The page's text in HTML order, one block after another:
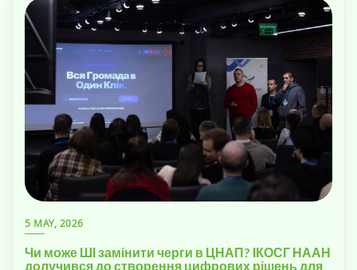
5 MAY, 2026
Чи може ШІ замінити черги в ЦНАП? ІКОСГ НААН
долучився до створення цифрових рішень для